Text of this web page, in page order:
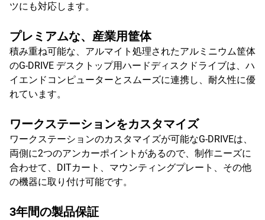
ツにも対応します。
プレミアムな、産業用筐体
積み重ね可能な、アルマイト処理されたアルミニウム筐体
のG-DRIVE デスクトップ用ハードディスクドライブは、ハ
イエンドコンピューターとスムーズに連携し、耐久性に優
れています。
ワークステーションをカスタマイズ
ワークステーションのカスタマイズが可能なG-DRIVEは、
両側に2つのアンカーポイントがあるので、制作ニーズに
合わせて、DITカート、マウンティングプレート、その他
の機器に取り付け可能です。
3年間の製品保証